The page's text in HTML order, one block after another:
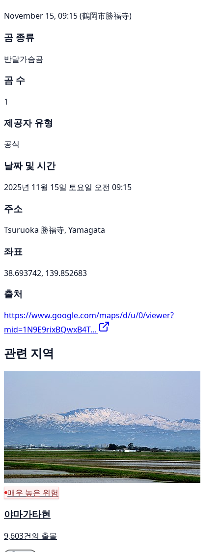
November 15, 09:15 (鶴岡市勝福寺)
곰 종류
반달가슴곰
곰 수
1
제공자 유형
공식
날짜 및 시간
2025년 11월 15일 토요일 오전 09:15
주소
Tsuruoka 勝福寺, Yamagata
좌표
38.693742, 139.852683
출처
https://www.google.com/maps/d/u/0/viewer?
mid=1N9E9rixBQwxB4T...
관련 지역
매우 높은 위험
야마가타현
9,603건의 출몰